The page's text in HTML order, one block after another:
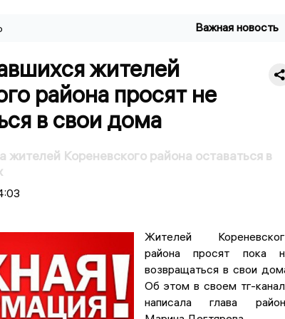
Важная новость
жителей
района просят не
в свои дома
жителей Кореневского района оставаться в
Жителей
района просят пока
возвращаться в свои
Об этом в своем тг-
написала глава